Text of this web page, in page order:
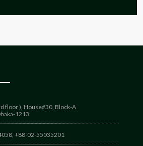
floor ), House#30, Block-A
1213.
+88-02-55035201